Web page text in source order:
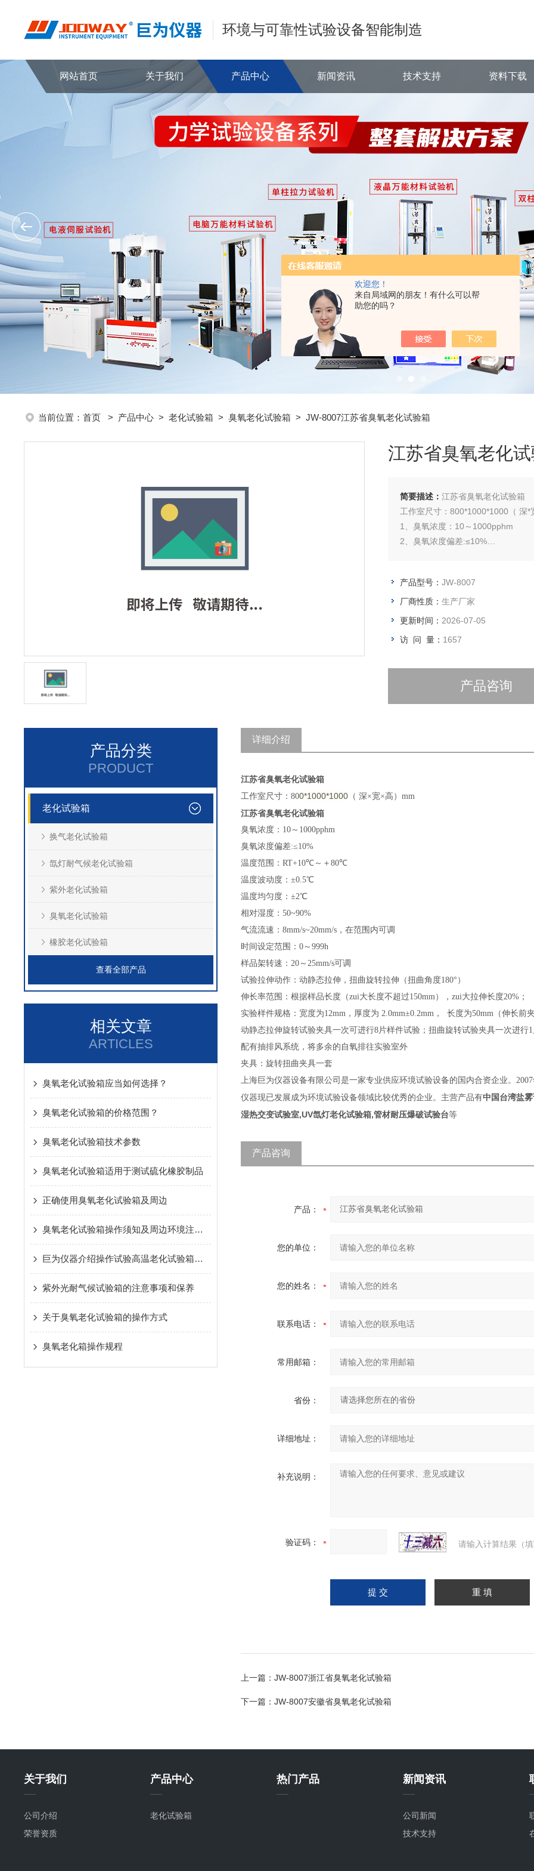
欢迎您！
来自局域网的朋友！有什么可以帮
助您的吗？
环境与可靠性试验设备智能制造
网站首页 关于我们 产品中心 新闻资讯 技术支持 资料下载
当前位置： 首页 > 产品中心 > 老化试验箱 > 臭氧老化试验箱 > JW-8007江苏省臭氧老化试验箱
江苏省臭氧老化
简要描述： 江苏省臭氧老化试验箱
工作室尺寸：800*1000*1000（ 深*
1、臭氧浓度：10～1000pphm
2、臭氧浓度偏差:≤10%
产品型号： JW-8007
厂商性质： 生产厂家
更新时间： 2026-07-05
访 问 量： 1657
产品咨询
产品分类
PRODUCT
老化试验箱
换气老化试验箱
氙灯耐气候老化试验箱
紫外老化试验箱
臭氧老化试验箱
橡胶老化试验箱
查看全部产品
相关文章
ARTICLES
臭氧老化试验箱应当如何选择？
臭氧老化试验箱的价格范围？
臭氧老化试验箱技术参数
臭氧老化试验箱适用于测试硫化橡胶制品
正确使用臭氧老化试验箱及周边
臭氧老化试验箱操作须知及周边环境注意事项
巨为仪器介绍操作试验高温老化试验箱的步骤
紫外光耐气候试验箱的注意事项和保养
关于臭氧老化试验箱的操作方式
臭氧老化箱操作规程
详细介绍
江苏省臭氧老化试验箱
工作室尺寸：800*1000*1000 （ 深×宽×高）mm
江苏省臭氧老化试验箱
臭氧浓度：10～1000pphm
臭氧浓度偏差:≤10%
温度范围：RT+10℃～＋80℃
温度波动度：±0.5℃
温度均匀度：±2℃
相对湿度：50~90%
气流流速：8mm/s~20mm/s，在范围内可调
时间设定范围：0～999h
样品架转速：20～25mm/s可调
试验拉伸动作：动静态拉伸，扭曲旋转拉伸（扭曲角度180°）
伸长率范围：根据样品长度（zui大长度不超过150mm），zui大拉伸长度20%；
实验样件规格：宽度为12mm，厚度为 2.0mm±0.2mm， 长度为50mm（伸长前
动静态拉伸旋转试验夹具一次可进行8片样件试验；扭曲旋转试验夹具一次进行
配有抽排风系统，将多余的自氧排往实验室外
夹具：旋转扭曲夹具一套
上海巨为仪器设备有限公司是一家专业供应环境试验设备的国内合资企业。
仪器现已发展成为环境试验设备领域比较优秀的企业。主营产品有中国台湾盐
湿热交变试验室,UV氙灯老化试验箱,管材耐压爆破试验台等
产品咨询
产品：
您的单位：
您的姓名：
联系电话：
常用邮箱：
省份：
详细地址：
补充说明：
验证码： 请输入计算结果（
上一篇： JW-8007浙江省臭氧老化试验箱
下一篇： JW-8007安徽省臭氧老化试验箱
关于我们
公司介绍
荣誉资质
产品中心
老化试验箱
热门产品 新闻资讯
公司新闻
技术支持